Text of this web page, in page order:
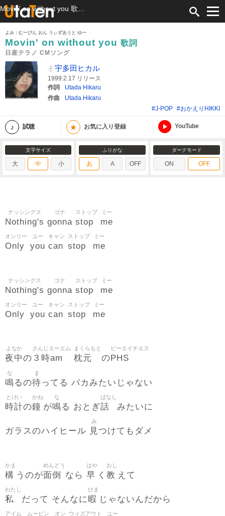
よみ：むーびん おん うぃずあうと ゆー
Movin' on without you 歌詞
日産テラノ CMソング
宇多田ヒカル
1999.2.17 リリース
作詞
Utada Hikaru
作曲
Utada Hikaru
#J-POP #おかえりHIKKI
試聴 ★ お気に入り登録 YouTube
文字サイズ
大 中 小
ふりがな
あ A OFF
ダークモード
ON OFF
Nothing's
ナッシングス
gonna
ゴナ
stop
ストップ
me
ミー
Only
オンリー
you
ユー
can
キャン
stop
ストップ
me
ミー
Nothing's
ナッシングス
gonna
ゴナ
stop
ストップ
me
ミー
Only
オンリー
you
ユー
can
キャン
stop
ストップ
me
ミー
夜中
よなか
の ３時am
さんじエーエム
枕元
まくらもと
の PHS
ピーエイチエス
鳴
な
るの待
ま
ってる バカみたいじゃない
時計
とけい
の鐘
かね
が鳴
な
る おとぎ話
ばなし
みたいに
ガラスのハイヒール 見
み
つけてもダメ
構
かま
うのが面倒
めんどう
なら 早
はや
く 教
おし
えて
私
わたし
だって そんなに暇
ひま
じゃないんだから
アイム ムービン オン ウィズアウト ユー